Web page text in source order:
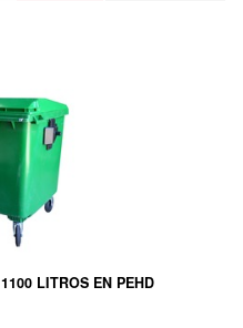
LITROS EN PEHD